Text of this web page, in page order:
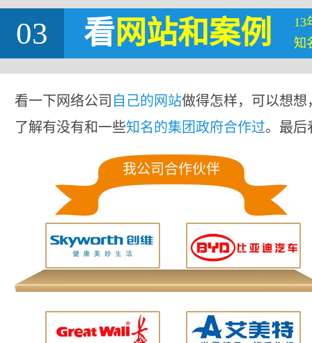
03 看网站和案例
13
知
看一下网络公司 自己的网站做得怎样，可以想
了解有没有和一些知名的集团政府合作过。最后
我公司合作伙伴